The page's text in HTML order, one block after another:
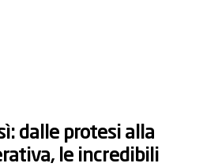
dalle protesi alla
le incredibili